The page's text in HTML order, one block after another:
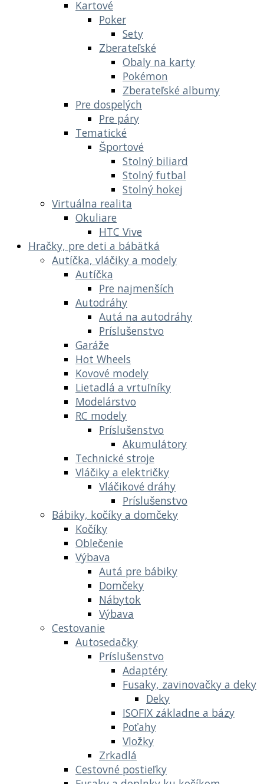
Kartové
Poker
Sety
Zberateľské
Obaly na karty
Pokémon
Zberateľské albumy
Pre dospelých
Pre páry
Tematické
Športové
Stolný biliard
Stolný futbal
Stolný hokej
Virtuálna realita
Okuliare
HTC Vive
Hračky, pre deti a bábätká
Autíčka, vláčiky a modely
Autíčka
Pre najmenších
Autodráhy
Autá na autodráhy
Príslušenstvo
Garáže
Hot Wheels
Kovové modely
Lietadlá a vrtuľníky
Modelárstvo
RC modely
Príslušenstvo
Akumulátory
Technické stroje
Vláčiky a električky
Vláčikové dráhy
Príslušenstvo
Bábiky, kočíky a domčeky
Kočíky
Oblečenie
Výbava
Autá pre bábiky
Domčeky
Nábytok
Výbava
Cestovanie
Autosedačky
Príslušenstvo
Adaptéry
Fusaky, zavinovačky a deky
Deky
ISOFIX základne a bázy
Poťahy
Vložky
Zrkadlá
Cestovné postieľky